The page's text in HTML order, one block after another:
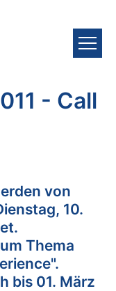
- Call
von
10.
Thema
bis 01. März